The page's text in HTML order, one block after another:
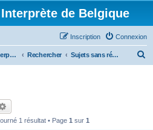
de Belgique
Connexion
Inscription
Traducteur Interprète Juré de Belgique Rechercher Sujets sans réponse
1 résultat • Page 1 sur 1